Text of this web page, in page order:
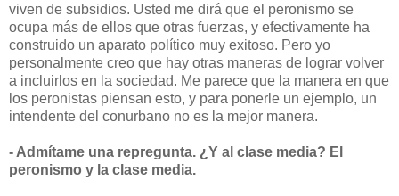
viven de subsidios. Usted me dirá que el peronismo se
ocupa más de ellos que otras fuerzas, y efectivamente ha
construido un aparato político muy exitoso. Pero yo
personalmente creo que hay otras maneras de lograr volver
a incluirlos en la sociedad. Me parece que la manera en que
los peronistas piensan esto, y para ponerle un ejemplo, un
intendente del conurbano no es la mejor manera.
- Admítame una repregunta. ¿Y al clase media? El
peronismo y la clase media.